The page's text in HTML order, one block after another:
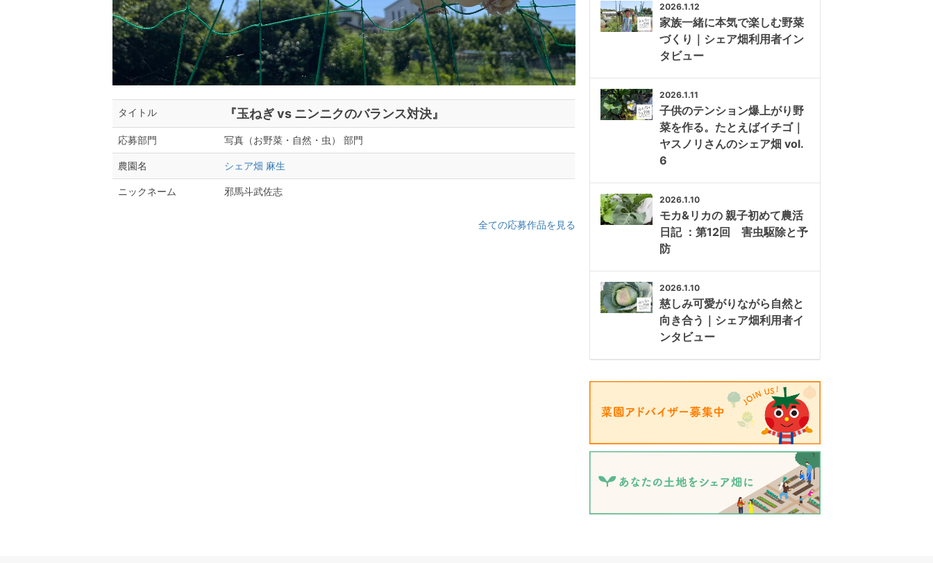
タイトル 『玉ねぎ vs ニンニクのバランス対決』
応募部門 写真（お野菜・自然・虫） 部門
農園名 シェア畑 麻生
ニックネーム 邪馬斗武佐志
全ての応募作品を見る
2026.1.12
家族一緒に本気で楽しむ野菜
づくり｜シェア畑利用者イン
タビュー
2026.1.11
子供のテンション爆上がり野
菜を作る。たとえばイチゴ｜
ヤスノリさんのシェア畑 vol.
6
2026.1.10
モカ&リカの 親子初めて農活
日記 ：第12回 害虫駆除と予
防
2026.1.10
慈しみ可愛がりながら自然と
向き合う｜シェア畑利用者イ
ンタビュー